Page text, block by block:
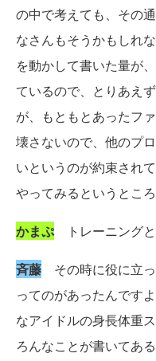
の中で考えても、その
なさんもそうかもしれ
を動かして書いた量が
ているので、とりあえ
が、もともとあったフ
壊さないので、他のプ
いというのが約束され
やってみるというとこ
かまぷトレーニングと
斉藤 その時に役に立
ってのがあったんです
なアイドルの身長体重
ろんなことが書いてあ